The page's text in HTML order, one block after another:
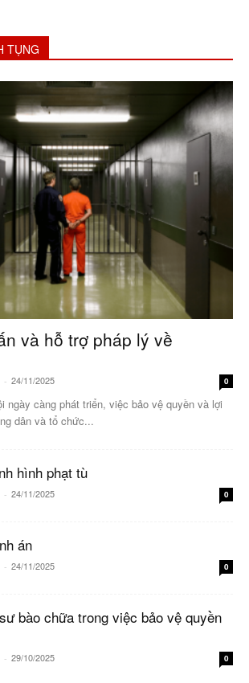
TỤNG
và hỗ trợ pháp lý về
- 24/11/2025 0
ngày càng phát triển, việc bảo vệ quyền và lợi
dân và tổ chức...
hình phạt tù
- 24/11/2025 0
án
- 24/11/2025 0
bào chữa trong việc bảo vệ quyền
- 29/10/2025 0